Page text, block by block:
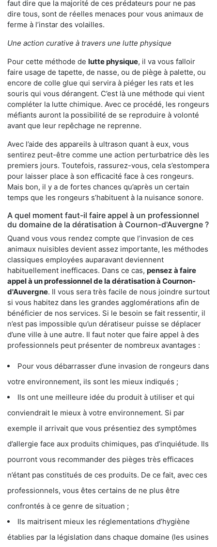
faut dire que la majorité de ces prédateurs pour ne pas
dire tous, sont de réelles menaces pour vous animaux de
ferme à l’instar des volailles.
Une action curative à travers une lutte physique
Pour cette méthode de lutte physique, il va vous falloir
faire usage de tapette, de nasse, ou de piège à palette, ou
encore de colle glue qui servira à piéger les rats et les
souris qui vous dérangent. C’est là une méthode qui vient
compléter la lutte chimique. Avec ce procédé, les rongeurs
méfiants auront la possibilité de se reproduire à volonté
avant que leur repêchage ne reprenne.
Avec l’aide des appareils à ultrason quant à eux, vous
sentirez peut-être comme une action perturbatrice dès les
premiers jours. Toutefois, rassurez-vous, cela s’estompera
pour laisser place à son efficacité face à ces rongeurs.
Mais bon, il y a de fortes chances qu’après un certain
temps que les rongeurs s’habituent à la nuisance sonore.
A quel moment faut-il faire appel à un professionnel
du domaine de la dératisation à Cournon-d'Auvergne ?
Quand vous vous rendez compte que l’invasion de ces
animaux nuisibles devient assez importante, les méthodes
classiques employées auparavant deviennent
habituellement inefficaces. Dans ce cas, pensez à faire
appel à un professionnel de la dératisation à Cournon-
d'Auvergne. Il vous sera très facile de nous joindre surtout
si vous habitez dans les grandes agglomérations afin de
bénéficier de nos services. Si le besoin se fait ressentir, il
n’est pas impossible qu’un dératiseur puisse se déplacer
d’une ville à une autre. Il faut noter que faire appel à des
professionnels peut présenter de nombreux avantages :
Pour vous débarrasser d’une invasion de rongeurs dans
votre environnement, ils sont les mieux indiqués ;
Ils ont une meilleure idée du produit à utiliser et qui
conviendrait le mieux à votre environnement. Si par
exemple il arrivait que vous présentiez des symptômes
d’allergie face aux produits chimiques, pas d’inquiétude. Ils
pourront vous recommander des pièges très efficaces
n’étant pas constitués de ces produits. De ce fait, avec ces
professionnels, vous êtes certains de ne plus être
confrontés à ce genre de situation ;
Ils maitrisent mieux les réglementations d’hygiène
établies par la législation dans chaque domaine (les usines